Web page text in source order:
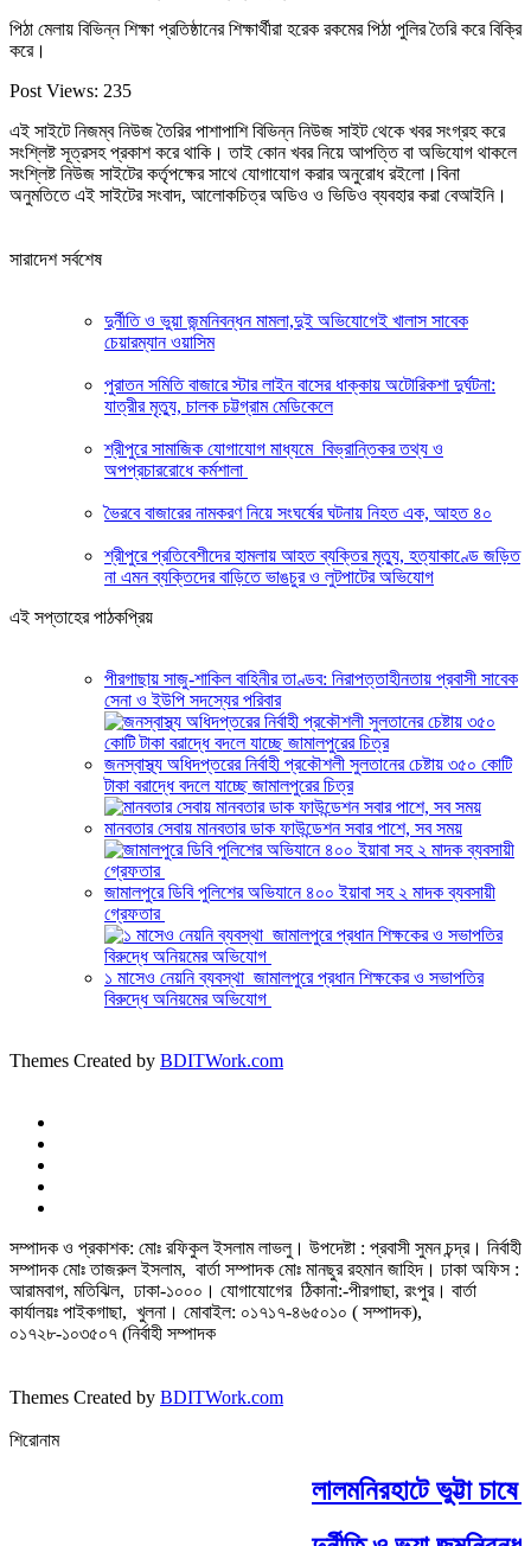
পিঠা মেলায় বিভিন্ন শিক্ষা প্রতিষ্ঠানের শিক্ষার্থীরা হরেক রকমের পিঠা পুলির তৈরি করে বিক্রি
করে।
Post Views: 235
এই সাইটে নিজম্ব নিউজ তৈরির পাশাপাশি বিভিন্ন নিউজ সাইট থেকে খবর সংগ্রহ করে
সংশ্লিষ্ট সূত্রসহ প্রকাশ করে থাকি। তাই কোন খবর নিয়ে আপত্তি বা অভিযোগ থাকলে
সংশ্লিষ্ট নিউজ সাইটের কর্তৃপক্ষের সাথে যোগাযোগ করার অনুরোধ রইলো।বিনা
অনুমতিতে এই সাইটের সংবাদ, আলোকচিত্র অডিও ও ভিডিও ব্যবহার করা বেআইনি।
সারাদেশ সর্বশেষ
দুর্নীতি ও ভুয়া জন্মনিবন্ধন মামলা,দুই অভিযোগেই খালাস সাবেক
চেয়ারম্যান ওয়াসিম
পুরাতন সমিতি বাজারে স্টার লাইন বাসের ধাক্কায় অটোরিকশা দুর্ঘটনা:
যাত্রীর মৃত্যু, চালক চট্টগ্রাম মেডিকেলে
শ্রীপুরে সামাজিক যোগাযোগ মাধ্যমে বিভ্রান্তিকর তথ্য ও
অপপ্রচাররোধে কর্মশালা
ভৈরবে বাজারের নামকরণ নিয়ে সংঘর্ষের ঘটনায় নিহত এক, আহত ৪০
শ্রীপুরে প্রতিবেশীদের হামলায় আহত ব্যক্তির মৃত্যু, হত্যাকাণ্ডে জড়িত
না এমন ব্যক্তিদের বাড়িতে ভাঙচুর ও লুটপাটের অভিযোগ
এই সপ্তাহের পাঠকপ্রিয়
পীরগাছায় সাজু-শাকিল বাহিনীর তাণ্ডব: নিরাপত্তাহীনতায় প্রবাসী সাবেক
সেনা ও ইউপি সদস্যের পরিবার
জনস্বাস্থ্য অধিদপ্তরের নির্বাহী প্রকৌশলী সুলতানের চেষ্টায় ৩৫০ কোটি
টাকা বরাদ্ধে বদলে যাচ্ছে জামালপুরের চিত্র
মানবতার সেবায় মানবতার ডাক ফাউন্ডেশন সবার পাশে, সব সময়
জামালপুরে ডিবি পুলিশের অভিযানে ৪০০ ইয়াবা সহ ২ মাদক ব্যবসায়ী
গ্রেফতার
১ মাসেও নেয়নি ব্যবস্থা জামালপুরে প্রধান শিক্ষকের ও সভাপতির
বিরুদ্ধে অনিয়মের অভিযোগ
Themes Created by BDITWork.com
সম্পাদক ও প্রকাশক: মোঃ রফিকুল ইসলাম লাভলু। উপদেষ্টা : প্রবাসী সুমন চন্দ্র। নির্বাহী
সম্পাদক মোঃ তাজরুল‌‌ ইসলাম, বার্তা সম্পাদক মোঃ মানছুর রহমান জাহিদ। ঢাকা অফিস :
আরামবাগ, মতিঝিল, ঢাকা-১০০০। যোগাযোগের ঠিকানা:-পীরগাছা‌, রংপুর। বার্তা
কার্যালয়ঃ পাইকগাছা, খুলনা। মোবাইল: ০১৭১৭-৪৬৫০১০ ( সম্পাদক),
০১৭২৮-১০৩৫০৭ (নির্বাহী সম্পাদক
Themes Created by BDITWork.com
শিরোনাম
লালমনিরহাটে ভুট্টা